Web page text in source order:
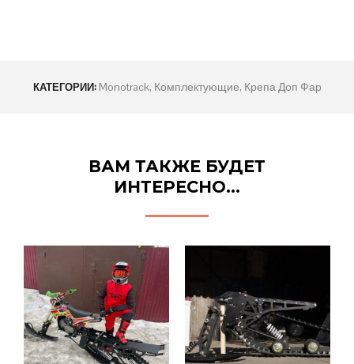
КАТЕГОРИИ: Monotrack, Комплектующие, Крепа Доп Фар
ВАМ ТАКЖЕ БУДЕТ
ИНТЕРЕСНО…